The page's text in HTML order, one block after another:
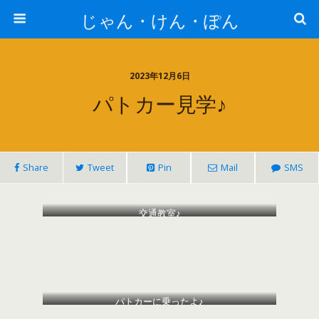
じゃん・けん・ぽん
2023年12月6日
パトカー見学♪
Share Tweet Pin Mail SMS
交通教室♪
パトカーに乗ったよ♪